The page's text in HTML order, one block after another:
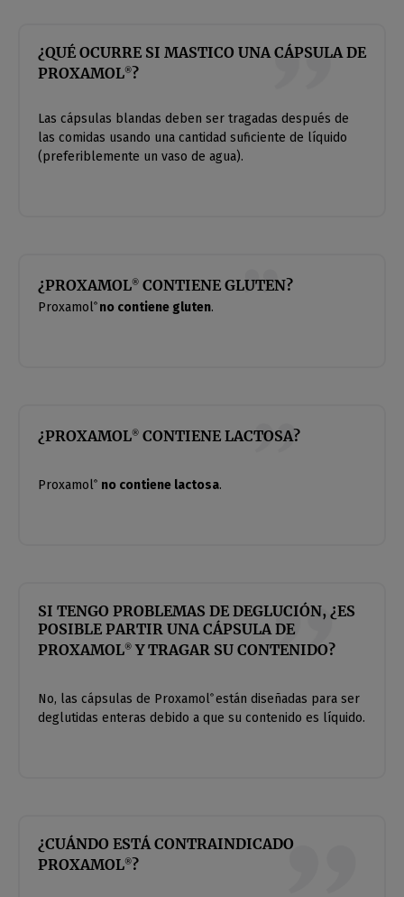
¿QUÉ OCURRE SI MASTICO UNA CÁPSULA DE
PROXAMOL®?
Las cápsulas blandas deben ser tragadas después de
las comidas usando una cantidad suficiente de líquido
(preferiblemente un vaso de agua).
¿PROXAMOL® CONTIENE GLUTEN?
Proxamol® no contiene gluten.
¿PROXAMOL® CONTIENE LACTOSA?
Proxamol® no contiene lactosa.
SI TENGO PROBLEMAS DE DEGLUCIÓN, ¿ES
POSIBLE PARTIR UNA CÁPSULA DE
PROXAMOL® Y TRAGAR SU CONTENIDO?
No, las cápsulas de Proxamol® están diseñadas para ser
deglutidas enteras debido a que su contenido es líquido.
¿CUÁNDO ESTÁ CONTRAINDICADO
PROXAMOL®?